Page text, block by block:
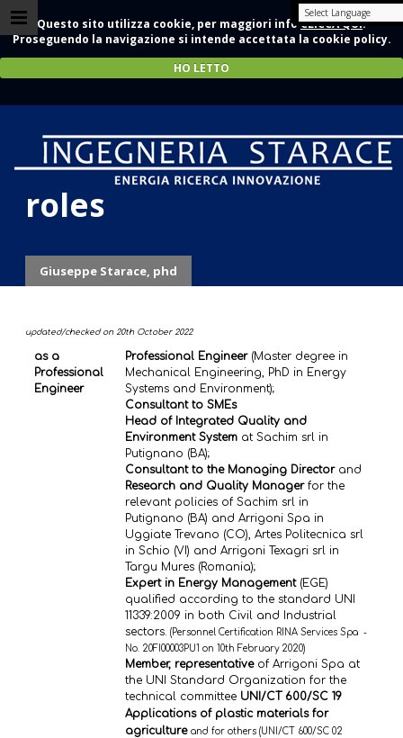
Questo sito utilizza cookie, per maggiori infoCLICCA QUI.
Proseguendo la navigazione si intende accettata la cookie policy.
HO LETTO
Current tasks and
roles
Giuseppe Starace, phd
updated/checked on 20th October 2022
as a
Professional
Engineer
Professional Engineer(Master degree in
Mechanical Engineering, PhD in Energy
Systems and Environment);
Consultant to SMEs
Head of Integrated Quality and
Environment System at Sachim srl in
Putignano (BA);
Consultant to the Managing Directorand
Research and Quality Managerfor the
relevant policies of Sachim srl in
Putignano (BA) and Arrigoni Spa in
Uggiate Trevano (CO), Artes Politecnica srl
in Schio (VI) and Arrigoni Texagri srl in
Targu Mures (Romania);
Expert in Energy Management(EGE)
qualified according to the standard UNI
11339:2009 in both Civil and Industrial
sectors. (Personnel Certification RINA Services Spa -
No. 20FI00003PU1 on 10th February 2020)
Member, representativeof Arrigoni Spa at
the UNI Standard Organization for the
technical committee UNI/CT 600/SC 19
Applications of plastic materials for
agriculture and for others (UNI/CT 600/SC 02